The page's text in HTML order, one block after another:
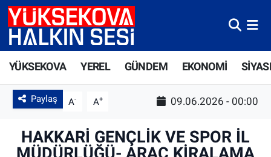
YÜKSEKOVA YEREL GÜNDEM EKONOMİ
Paylaş A- A+ 09.06.2026 - 00:00
HAKKARİ GENÇLİK VE SPOR İL
Yüksekova Nöbetçi Eczaneler
Yüksekova Trafik Yoğunluk Haritası
Süper Lig Puan Durumu ve Fikstür